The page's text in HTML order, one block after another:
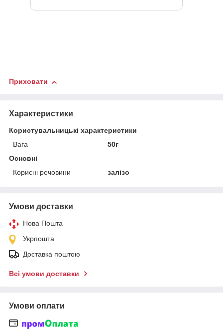
Приховати
Характеристики
Користувальницькі характеристики
Вага
50г
Основні
Корисні речовини
залізо
Умови доставки
Нова Пошта
Укрпошта
Доставка поштою
Всі умови доставки
Умови оплати